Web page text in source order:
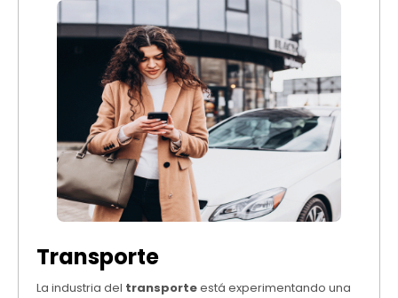
Transporte
La industria del transporteestá experimentando una